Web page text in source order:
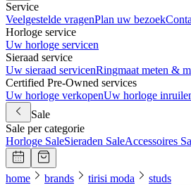
Service
Veelgestelde vragenPlan uw bezoek
Horloge service
Uw horloge servicen
Sieraad service
Uw sieraad servicenRingmaat meten &
Certified Pre-Owned services
Uw horloge verkopenUw horloge
Sale
Sale per categorie
Horloge SaleSieraden SaleAccessoires
home brands tirisi moda studs